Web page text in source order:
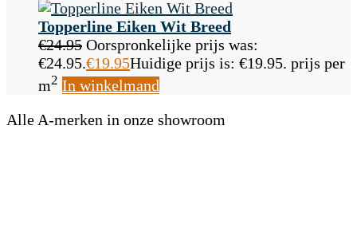
Topperline Eiken Wit Breed
€24.95 Oorspronkelijke prijs was:
€24.95.€19.95Huidige prijs is: €19.95. prijs per
m2 In winkelmand
Alle A-merken in onze showroom